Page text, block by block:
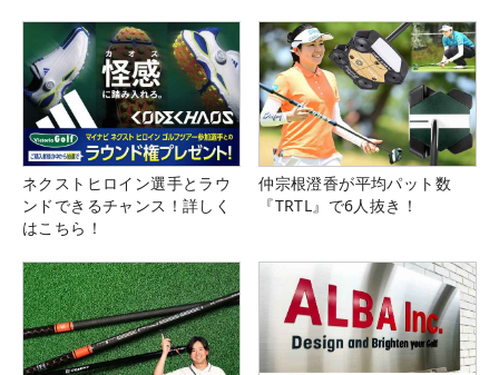
ネクストヒロイン選手とラウ
ンドできるチャンス！詳しく
はこちら！
仲宗根澄香が平均パット数
『TRTL』で6人抜き！